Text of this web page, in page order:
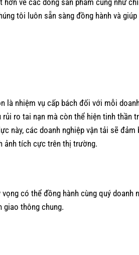
tôi luôn sẵn sàng đồng hành và
là nhiệm vụ cấp bách đối với mỗi
ro tai nạn mà còn thể hiện tinh thần
này, các doanh nghiệp vận tải sẽ
ảnh tích cực trên thị trường.
vọng có thể đồng hành cùng quý doanh
giao thông chung.